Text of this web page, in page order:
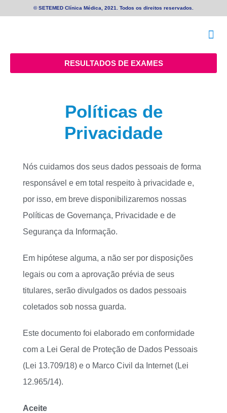
© SETEMED Clínica Médica, 2021. Todos os direitos reservados.
RESULTADOS DE EXAMES
Políticas de
Privacidade
Nós cuidamos dos seus dados pessoais de forma
responsável e em total respeito à privacidade e,
por isso, em breve disponibilizaremos nossas
Políticas de Governança, Privacidade e de
Segurança da Informação.
Em hipótese alguma, a não ser por disposições
legais ou com a aprovação prévia de seus
titulares, serão divulgados os dados pessoais
coletados sob nossa guarda.
Este documento foi elaborado em conformidade
com a Lei Geral de Proteção de Dados Pessoais
(Lei 13.709/18) e o Marco Civil da Internet (Lei
12.965/14).
Aceite